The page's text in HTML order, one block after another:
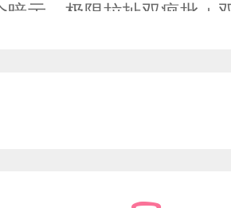
暗示，极限拉扯双疯批＋